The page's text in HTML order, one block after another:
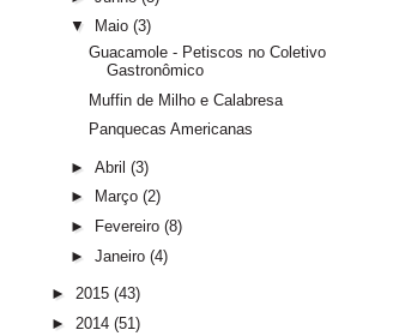
▼
Maio (3)
Guacamole - Petiscos no Coletivo
Gastronômico
Muffin de Milho e Calabresa
Panquecas Americanas
► Abril (3)
►
Março (2)
►
Fevereiro (8)
► Janeiro (4)
► 2015 (43)
► 2014 (51)